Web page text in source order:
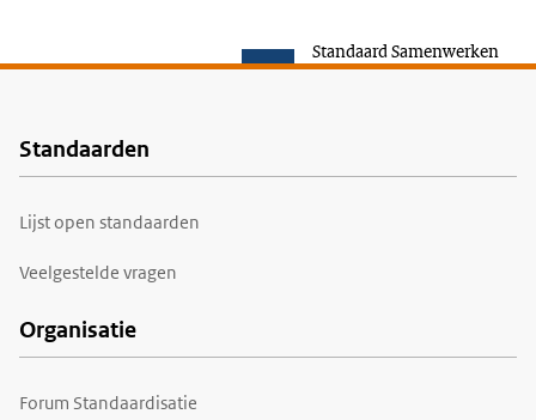
Standaard Samenwerken
Voet
Standaarden
Lijst open standaarden
Veelgestelde vragen
Organisatie
Forum Standaardisatie